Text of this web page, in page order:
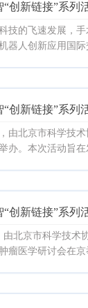
“创新链接”系
技的飞速发展，
器人创新应用国
“创新链接”系
由北京市科学技
办。本次活动旨
“创新链接”系
由北京市科学技术
瘤医学研讨会在